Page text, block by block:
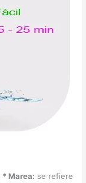
* Marea: se refiere